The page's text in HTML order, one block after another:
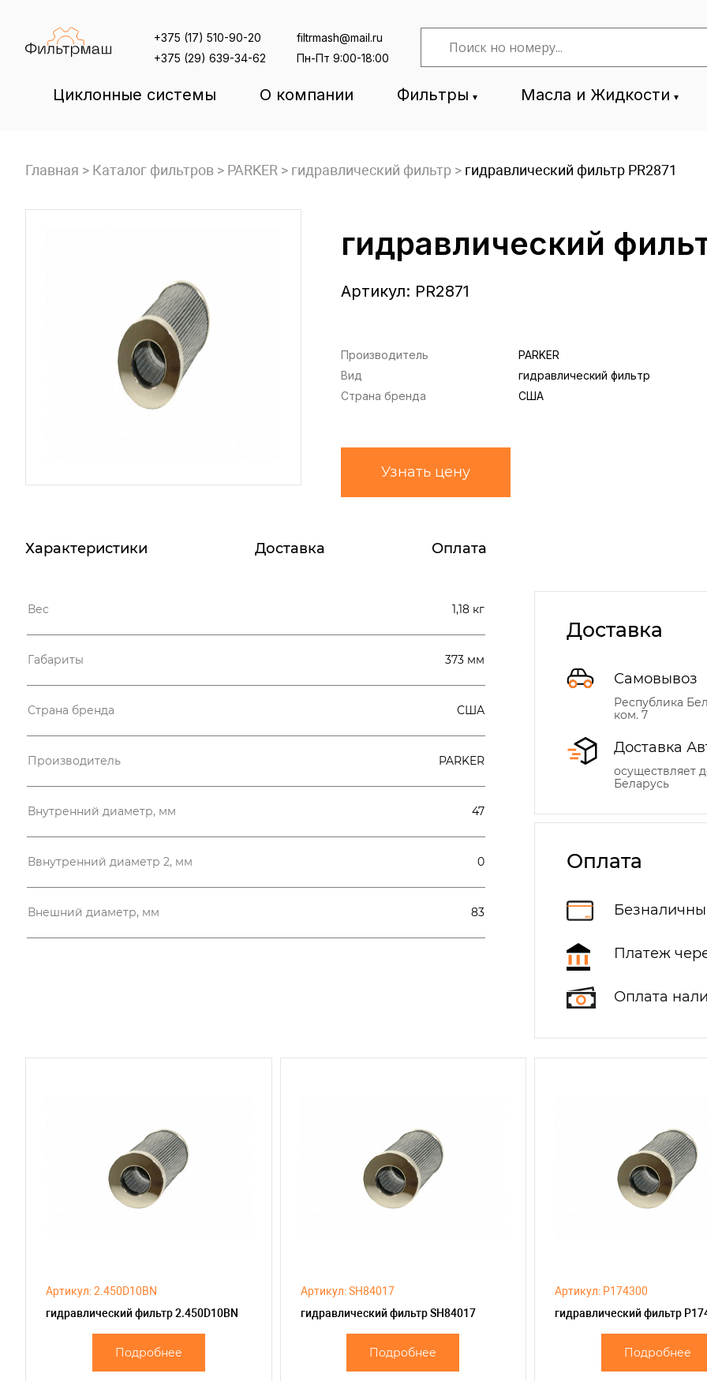
content
+375 (17) 510-90-20
+375 (29) 639-34-62
filtrmash@mail.ru
Пн-Пт 9:00-18:00
Циклонные системы О компании Фильтры Масла и Жидкости
Главная > Каталог фильтров > PARKER > гидравлический фильтр > гидравлический фильтр PR2871
гидравлический
Артикул: PR2871
Производитель
PARKER
Вид
гидравлический фильтр
Страна бренда
США
Узнать цену
Характеристики Доставка Оплата
Вес 1,18 кг
Габариты 373 мм
Страна бренда США
Производитель PARKER
Внутренний диаметр, мм 47
Ввнутренний диаметр 2, мм 0
Внешний диаметр, мм 83
Доставка
Самовывоз
Республика
ком. 7
Доставка
осуществляет
Беларусь
Оплата
Платеж
Оплата
Артикул: 2.450D10BN
гидравлический фильтр 2.450D10BN
Подробнее
Артикул: SH84017
гидравлический фильтр SH84017
Подробнее
Артикул: P174300
гидравлический фильтр
Подробнее